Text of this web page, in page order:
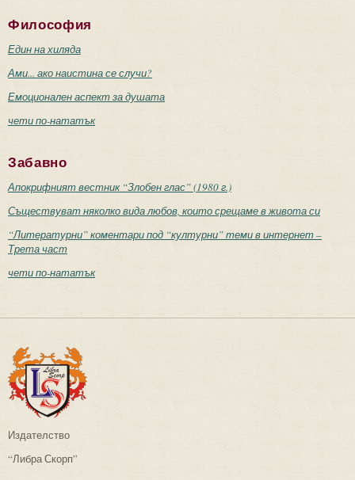
Философия
Един на хиляда
Ами... ако наистина се случи?
Емоционален аспект за душата
чети по-нататък
Забавно
Апокрифният вестник “Злобен глас” (1980 г.)
Съществуват няколко вида любов, които срещаме в живота си
“Литературни” коментари под “културни” теми в интернет –
Трета част
чети по-нататък
Издателство
“Либра Скорп”